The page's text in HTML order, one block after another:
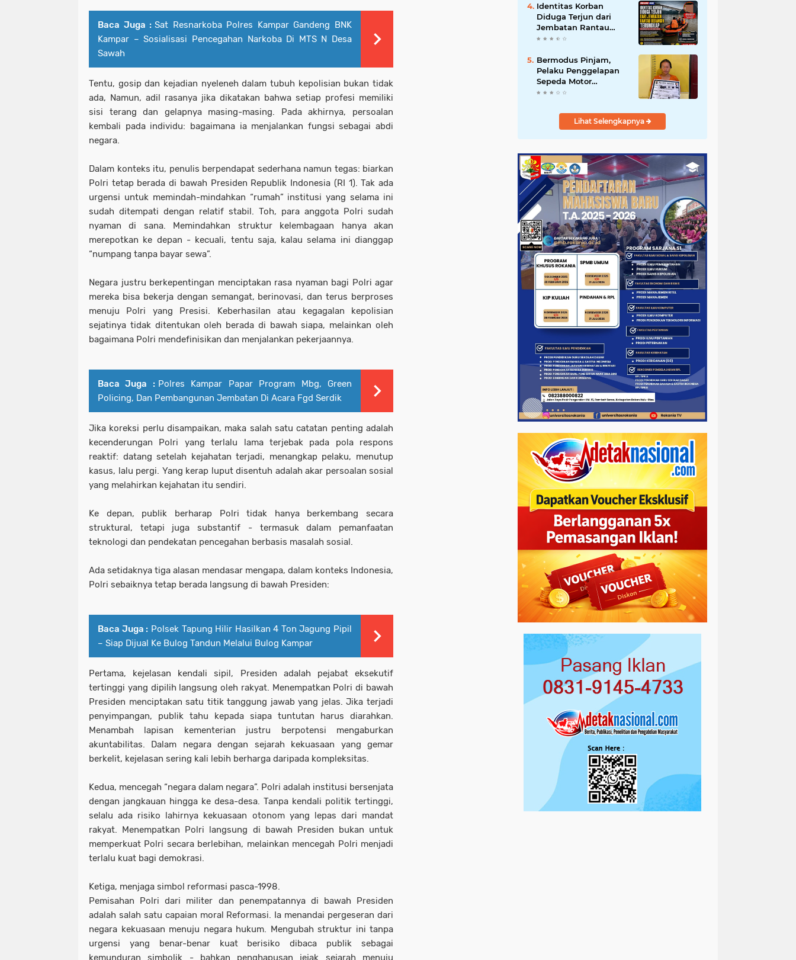
Baca Juga : Sat Resnarkoba Polres Kampar Gandeng BNK
Kampar – Sosialisasi Pencegahan Narkoba Di MTS N Desa
Sawah
Tentu, gosip dan kejadian nyeleneh dalam tubuh kepolisian bukan tidak
ada, Namun, adil rasanya jika dikatakan bahwa setiap profesi memiliki
sisi terang dan gelapnya masing-masing. Pada akhirnya, persoalan
kembali pada individu: bagaimana ia menjalankan fungsi sebagai abdi
negara.
Dalam konteks itu, penulis berpendapat sederhana namun tegas: biarkan
Polri tetap berada di bawah Presiden Republik Indonesia (RI 1). Tak ada
urgensi untuk memindah-mindahkan “rumah” institusi yang selama ini
sudah ditempati dengan relatif stabil. Toh, para anggota Polri sudah
nyaman di sana. Memindahkan struktur kelembagaan hanya akan
merepotkan ke depan - kecuali, tentu saja, kalau selama ini dianggap
“numpang tanpa bayar sewa”.
Negara justru berkepentingan menciptakan rasa nyaman bagi Polri agar
mereka bisa bekerja dengan semangat, berinovasi, dan terus berproses
menuju Polri yang Presisi. Keberhasilan atau kegagalan kepolisian
sejatinya tidak ditentukan oleh berada di bawah siapa, melainkan oleh
bagaimana Polri mendefinisikan dan menjalankan pekerjaannya.
Baca Juga : Polres Kampar Papar Program Mbg, Green
Policing, Dan Pembangunan Jembatan Di Acara Fgd Serdik
Jika koreksi perlu disampaikan, maka salah satu catatan penting adalah
kecenderungan Polri yang terlalu lama terjebak pada pola respons
reaktif: datang setelah kejahatan terjadi, menangkap pelaku, menutup
kasus, lalu pergi. Yang kerap luput disentuh adalah akar persoalan sosial
yang melahirkan kejahatan itu sendiri.
Ke depan, publik berharap Polri tidak hanya berkembang secara
struktural, tetapi juga substantif - termasuk dalam pemanfaatan
teknologi dan pendekatan pencegahan berbasis masalah sosial.
Ada setidaknya tiga alasan mendasar mengapa, dalam konteks Indonesia,
Polri sebaiknya tetap berada langsung di bawah Presiden:
Baca Juga : Polsek Tapung Hilir Hasilkan 4 Ton Jagung Pipil
– Siap Dijual Ke Bulog Tandun Melalui Bulog Kampar
Pertama, kejelasan kendali sipil, Presiden adalah pejabat eksekutif
tertinggi yang dipilih langsung oleh rakyat. Menempatkan Polri di bawah
Presiden menciptakan satu titik tanggung jawab yang jelas. Jika terjadi
penyimpangan, publik tahu kepada siapa tuntutan harus diarahkan.
Menambah lapisan kementerian justru berpotensi mengaburkan
akuntabilitas. Dalam negara dengan sejarah kekuasaan yang gemar
berkelit, kejelasan sering kali lebih berharga daripada kompleksitas.
Kedua, mencegah “negara dalam negara”. Polri adalah institusi bersenjata
dengan jangkauan hingga ke desa-desa. Tanpa kendali politik tertinggi,
selalu ada risiko lahirnya kekuasaan otonom yang lepas dari mandat
rakyat. Menempatkan Polri langsung di bawah Presiden bukan untuk
memperkuat Polri secara berlebihan, melainkan mencegah Polri menjadi
terlalu kuat bagi demokrasi.
Ketiga, menjaga simbol reformasi pasca-1998.
Pemisahan Polri dari militer dan penempatannya di bawah Presiden
adalah salah satu capaian moral Reformasi. Ia menandai pergeseran dari
negara kekuasaan menuju negara hukum. Mengubah struktur ini tanpa
urgensi yang benar-benar kuat berisiko dibaca publik sebagai
kemunduran simbolik - bahkan penghapusan jejak sejarah menuju
Publik dan Warung
Karaoke
Identitas Korban
Diduga Terjun dari
Jembatan Rantau
Berangin Terungkap,
Sisir Sungai Kampar
Bermodus Pinjam,
Pelaku Penggelapan
Sepeda Motor
Ditangkap Polsek
Lihat Selengkapnya